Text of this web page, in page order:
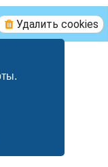
Удалить cookies
phpBB Limited